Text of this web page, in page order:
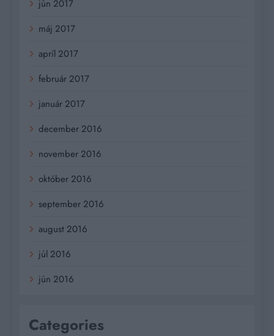
jún 2017
máj 2017
apríl 2017
február 2017
január 2017
december 2016
november 2016
október 2016
september 2016
august 2016
júl 2016
jún 2016
Categories